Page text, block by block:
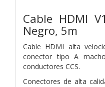
Cable HDMI
Negro, 5m
Cable HDMI alta
conector tipo A
conductores CCS.
Conectores de alta